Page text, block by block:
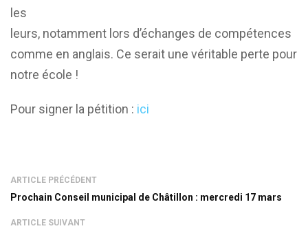
les
leurs, notamment lors d’échanges de compétences
comme en anglais. Ce serait une véritable perte pour
notre école !
Pour signer la pétition : ici
ARTICLE PRÉCÉDENT
Prochain Conseil municipal de Châtillon : mercredi 17 mars
ARTICLE SUIVANT